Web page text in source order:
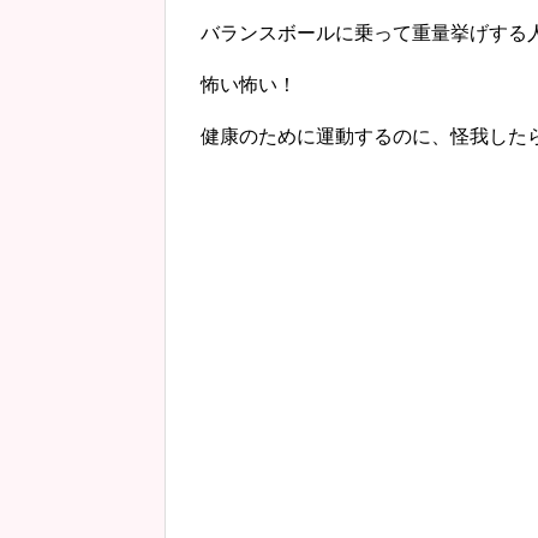
バランスボールに乗って重量挙げする
怖い怖い！
健康のために運動するのに、怪我した